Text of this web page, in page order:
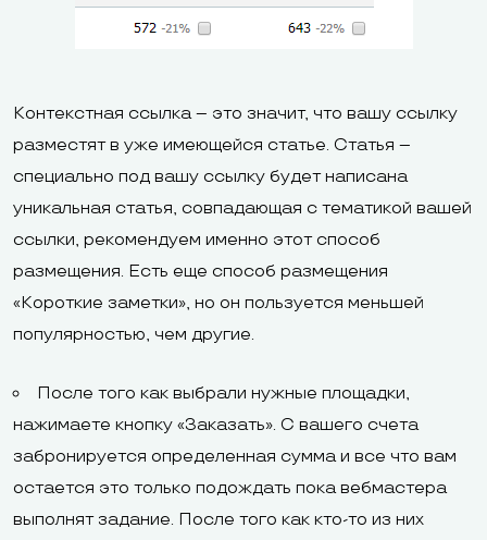
Контекстная ссылка – это значит, что вашу ссылку
разместят в уже имеющейся статье. Статья –
специально под вашу ссылку будет написана
уникальная статья, совпадающая с тематикой вашей
ссылки, рекомендуем именно этот способ
размещения. Есть еще способ размещения
«Короткие заметки», но он пользуется меньшей
популярностью, чем другие.
После того как выбрали нужные площадки,
нажимаете кнопку «Заказать». С вашего счета
забронируется определенная сумма и все что вам
остается это только подождать пока вебмастера
выполнят задание. После того как кто-то из них